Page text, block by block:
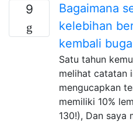
9
Bagaimana
kelebihan
kembali
Satu tahun
melihat catatan
mengucapkan
memiliki 10%
130!), Dan saya